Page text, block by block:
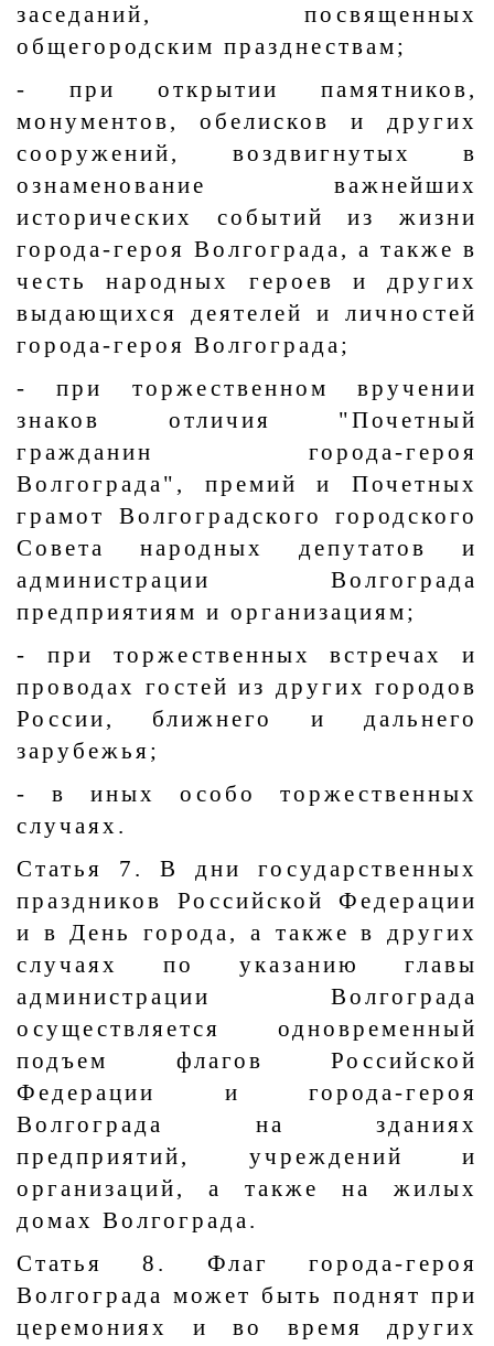
заседаний, посвященных
общегородским празднествам;
- при открытии памятников,
монументов, обелисков и других
сооружений, воздвигнутых в
ознаменование важнейших
исторических событий из жизни
города-героя Волгограда, а также в
честь народных героев и других
выдающихся деятелей и личностей
города-героя Волгограда;
- при торжественном вручении
знаков отличия "Почетный
гражданин города-героя
Волгограда", премий и Почетных
грамот Волгоградского городского
Совета народных депутатов и
администрации Волгограда
предприятиям и организациям;
- при торжественных встречах и
проводах гостей из других городов
России, ближнего и дальнего
зарубежья;
- в иных особо торжественных
случаях.
Статья 7. В дни государственных
праздников Российской Федерации
и в День города, а также в других
случаях по указанию главы
администрации Волгограда
осуществляется одновременный
подъем флагов Российской
Федерации и города-героя
Волгограда на зданиях
предприятий, учреждений и
организаций, а также на жилых
домах Волгограда.
Статья 8. Флаг города-героя
Волгограда может быть поднят при
церемониях и во время других